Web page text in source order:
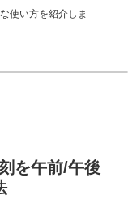
使い方を紹介しま
を午前/午後